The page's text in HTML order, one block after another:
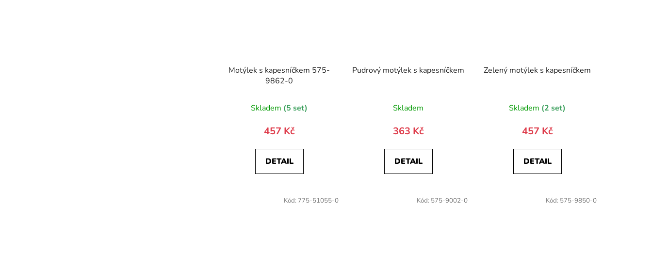
Motýlek s kapesníčkem 575-
9862-0
Skladem (5 set)
457 Kč
DETAIL
Pudrový motýlek s kapesníčkem
Skladem
363 Kč
DETAIL
Zelený motýlek s kapesníčkem
Skladem (2 set)
457 Kč
DETAIL
Kód: 775-51055-0 Kód: 575-9002-0 Kód: 575-9850-0